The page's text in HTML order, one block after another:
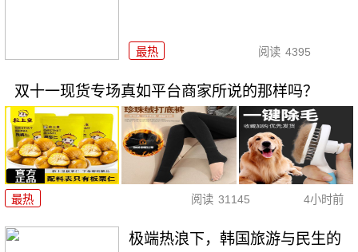
最热 阅读 4395
双十一现货专场真如平台商家所说的那样吗？
最热 阅读 31145 4小时前
极端热浪下，韩国旅游与民生的